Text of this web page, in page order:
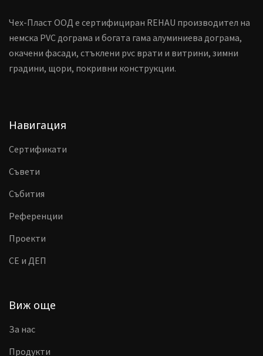
Чех-Пласт ООД е сертифициран REHAU производител на
немска PVC дограма и богата гама алуминиева дограма,
окачени фасади, стъклени pvc врати и витрини, зимни
градини, щори, покривни конструкции.
Навигация
Сертификати
Съвети
Събития
Референции
Проекти
CE и ДЕП
Виж още
За нас
Продукти